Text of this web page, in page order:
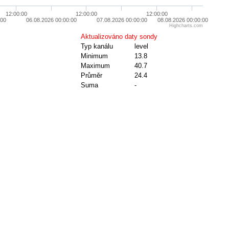
12:00:00
06.08.2026 00:00:00
12:00:00
07.08.2026 00:00:00
12:00:00
08.08.2026 00:00:00
Highcharts.com
Aktualizováno daty sondy
Typ kanálu
level
Minimum
13.8
Maximum
40.7
Průměr
24.4
Suma
-